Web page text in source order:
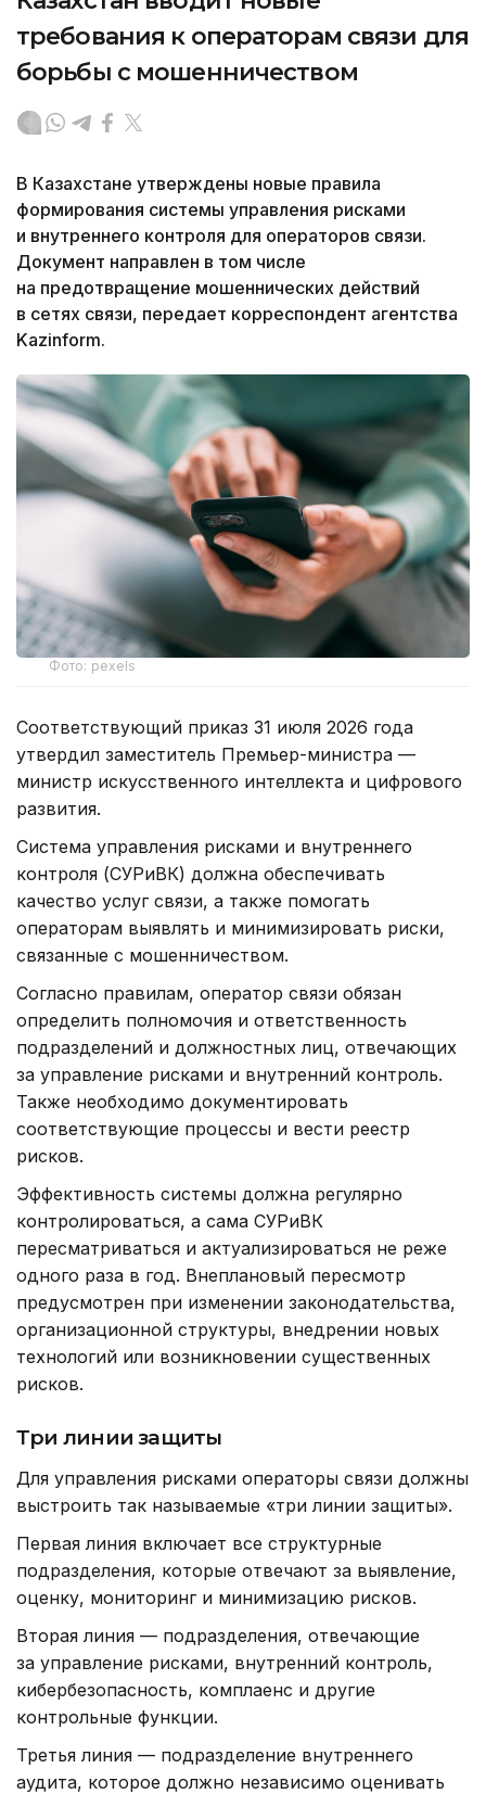
требования к операторам связи для
борьбы с мошенничеством
В Казахстане утверждены новые правила
формирования системы управления рисками
и внутреннего контроля для операторов связи.
Документ направлен в том числе
на предотвращение мошеннических действий
в сетях связи, передает корреспондент агентства
Kazinform.
Фото: pexels
Соответствующий приказ 31 июля 2026 года
утвердил заместитель Премьер-министра —
министр искусственного интеллекта и цифрового
развития.
Система управления рисками и внутреннего
контроля (СУРиВК) должна обеспечивать
качество услуг связи, а также помогать
операторам выявлять и минимизировать риски,
связанные с мошенничеством.
Согласно правилам, оператор связи обязан
определить полномочия и ответственность
подразделений и должностных лиц, отвечающих
за управление рисками и внутренний контроль.
Также необходимо документировать
соответствующие процессы и вести реестр
рисков.
Эффективность системы должна регулярно
контролироваться, а сама СУРиВК
пересматриваться и актуализироваться не реже
одного раза в год. Внеплановый пересмотр
предусмотрен при изменении законодательства,
организационной структуры, внедрении новых
технологий или возникновении существенных
рисков.
Три линии защиты
Для управления рисками операторы связи должны
выстроить так называемые «три линии защиты».
Первая линия включает все структурные
подразделения, которые отвечают за выявление,
оценку, мониторинг и минимизацию рисков.
Вторая линия — подразделения, отвечающие
за управление рисками, внутренний контроль,
кибербезопасность, комплаенс и другие
контрольные функции.
Третья линия — подразделение внутреннего
аудита, которое должно независимо оценивать